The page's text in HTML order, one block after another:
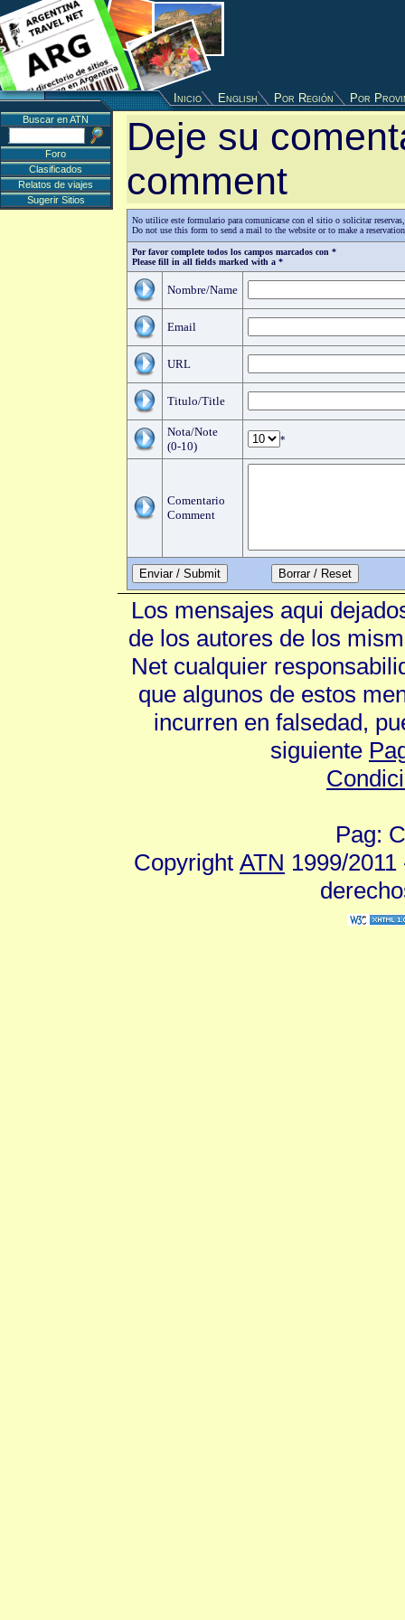
Inicio English Por Región Por
Deje su
comment
No utilice este formulario para comunicarse con el sitio o solicitar
Do not use this form to send a mail to the website or to make a
Por favor complete todos los campos marcados con *
Please fill in all fields marked with a *
Nombre/Name
Email
URL
Titulo/Title
Nota/Note
(0-10)
*
Comentario
Comment
Enviar / Submit
Buscar en ATN
Foro
Clasificados
Relatos de viajes
Sugerir Sitios
Los mensajes aqui
de los autores de los
Net cualquier
que algunos de estos
incurren en falsedad,
siguiente
Pag:
Copyright ATN 1999/